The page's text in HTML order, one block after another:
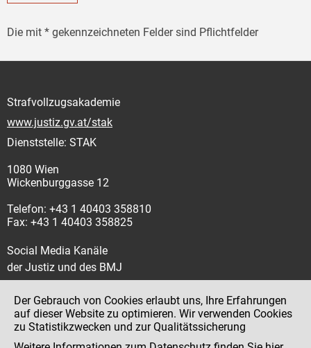
Die mit * gekennzeichneten Felder sind Pflichtfelder
Strafvollzugsakademie
www.justiz.gv.at/stak
Dienststelle: STAK
1080 Wien
Wickenburggasse 12
Telefon: +43 1 40403 358810
Fax: +43 1 40403 358825
Social Media Kanäle
der Justiz und des BMJ
Impressum
Der Gebrauch von Cookies erlaubt uns, Ihre Erfahrungen
auf dieser Website zu optimieren. Wir verwenden Cookies
zu Statistikzwecken und zur Qualitätssicherung